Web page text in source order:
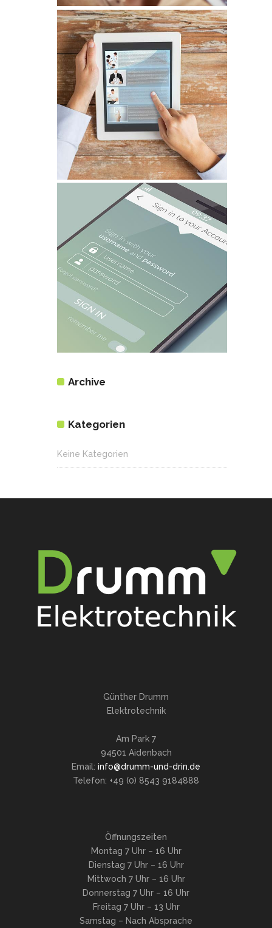
Archive
Kategorien
Keine Kategorien
Günther Drumm
Elektrotechnik
Am Park 7
94501 Aidenbach
Email: info@drumm-und-drin.de
Telefon: +49 (0) 8543 9184888
Öffnungszeiten
Montag 7 Uhr – 16 Uhr
Dienstag 7 Uhr – 16 Uhr
Mittwoch 7 Uhr – 16 Uhr
Donnerstag 7 Uhr – 16 Uhr
Freitag 7 Uhr – 13 Uhr
Samstag – Nach Absprache